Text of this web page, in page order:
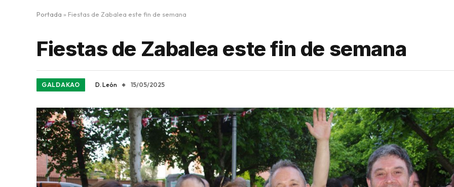
Portada » Fiestas de Zabalea este fin de semana
Fiestas de Zabalea este fin de semana
GALDAKAO D. León 15/05/2025